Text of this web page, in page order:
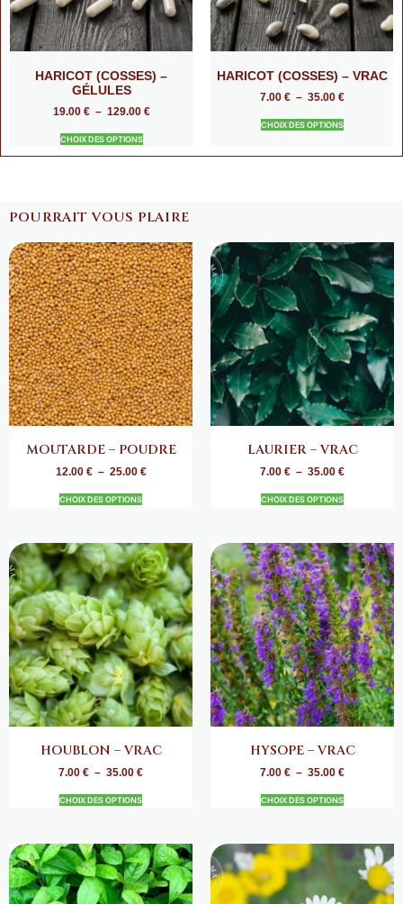
HARICOT (COSSES) –
GÉLULES
19.00 € – 129.00 €
CHOIX DES OPTIONS
HARICOT (COSSES) – VRAC
7.00 € – 35.00 €
CHOIX DES OPTIONS
POURRAIT VOUS PLAIRE
MOUTARDE – POUDRE
12.00 € – 25.00 €
CHOIX DES OPTIONS
LAURIER – VRAC
7.00 € – 35.00 €
CHOIX DES OPTIONS
HOUBLON – VRAC
7.00 € – 35.00 €
CHOIX DES OPTIONS
HYSOPE – VRAC
7.00 € – 35.00 €
CHOIX DES OPTIONS